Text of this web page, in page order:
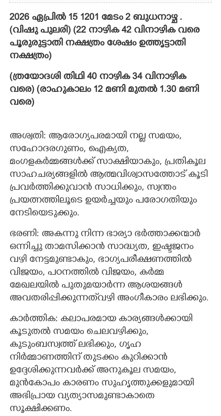
CONTACT US
2026 ഏപ്രിൽ 15 1201 മേടം 2 ബുധനാഴ്ച .
(വിഷു പുലരി) (22 നാഴിക 42 വിനാഴിക വരെ
പൂരുരുട്ടാതി നക്ഷത്രം ശേഷം ഉത്തൃട്ടാതി
നക്ഷത്രം)
(ത്രയോദശി തിഥി 40 നാഴിക 34 വിനാഴിക
വരെ) (രാഹുകാലം 12 മണി മുതൽ 1.30 മണി
വരെ)
അശ്വതി: ആരോഗ്യപരമായി നല്ല സമയം,
സഹോദരഗുണം, ഐക്യത,
മംഗളകർമ്മങ്ങൾക്ക് സാക്ഷിയാകും, പ്രതികൂല
സാഹചര്യങ്ങളിൽ ആത്മവിശ്വാസത്തോട് കൂടി
പ്രവർത്തിക്കുവാൻ സാധിക്കും, സ്വന്തം
പ്രയത്നത്തിലൂടെ ഉയർച്ചയും പരോഗതിയും
നേടിയെടുക്കും.
ഭരണി: അകന്നു നിന്ന ഭാര്യാ ഭർത്താക്കന്മാർ
ഒന്നിച്ചു താമസിക്കാൻ സാദ്ധ്യത, ഇഷ്ടജനം
വഴി നേട്ടമുണ്ടാകും, ഭാഗ്യപരീക്ഷണത്തിൽ
വിജയം, പഠനത്തിൽ വിജയം, കർമ്മ
മേഖലയിൽ പുതുമയാർന്ന ആശയങ്ങൾ
അവതരിപ്പിക്കുന്നത്‌വഴി അംഗീകാരം ലഭിക്കും.
കാർത്തിക: കലാപരമായ കാര്യങ്ങൾക്കായി
കൂടുതൽ സമയം ചെലവഴിക്കും,
കുടുംബസ്വത്ത് ലഭിക്കും, ഗൃഹ
നിർമ്മാണത്തിന് തുടക്കം കുറിക്കാൻ
ഉദ്ദേശിക്കുന്നവർക്ക് അനുകൂല സമയം,
മുൻകോപം കാരണം സുഹൃത്തുക്കളുമായി
അഭിപ്രായ വ്യത്യാസമുണ്ടാകാതെ
സൂക്ഷിക്കണം.